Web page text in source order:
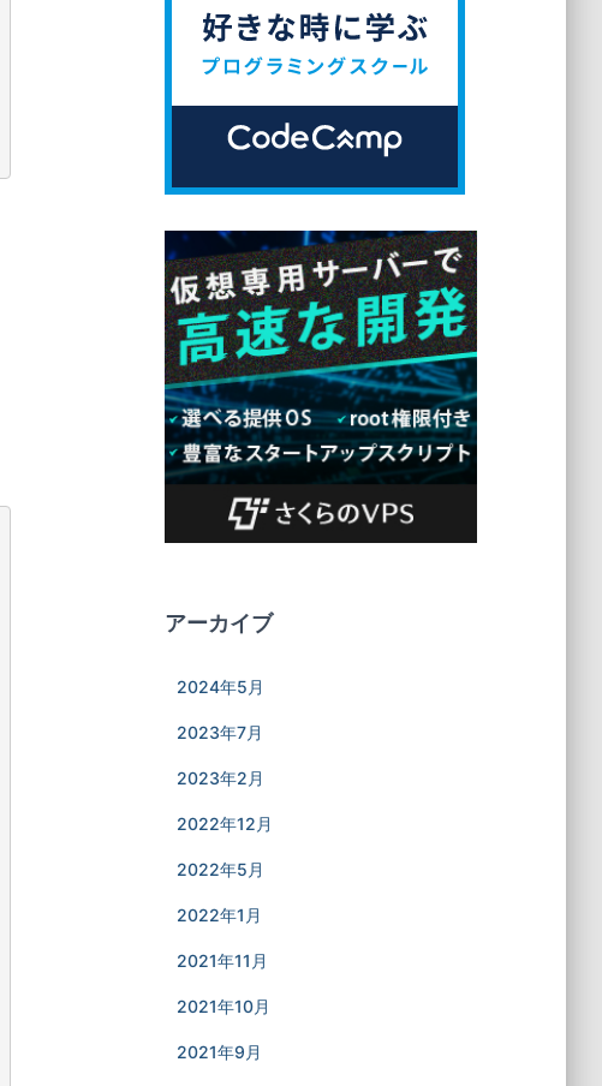
アーカイブ
2024年5月
2023年7月
2023年2月
2022年12月
2022年5月
2022年1月
2021年11月
2021年10月
2021年9月